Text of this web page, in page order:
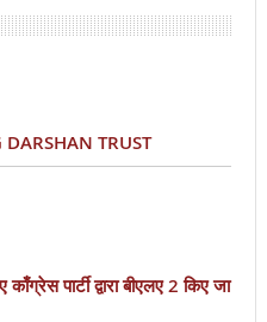
TRUST
पार्टी द्वारा बीएलए 2 किए जा